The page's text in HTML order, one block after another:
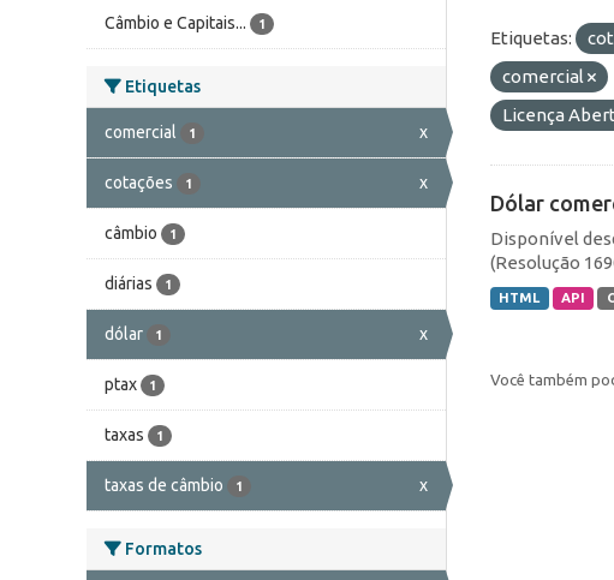
Câmbio e Capitais... 1
Etiquetas
comercial 1 x
cotações 1 x
câmbio 1
diárias 1
dólar 1 x
ptax 1
taxas 1
taxas de câmbio 1 x
Formatos
Etiquetas:
comercial
Licença
Dólar
Disponível
(Resolução
HTML API
Você também